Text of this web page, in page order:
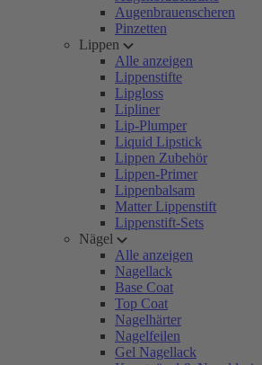
Augenbrauenscheren
Pinzetten
Lippen
Alle anzeigen
Lippenstifte
Lipgloss
Lipliner
Lip-Plumper
Liquid Lipstick
Lippen Zubehör
Lippen-Primer
Lippenbalsam
Matter Lippenstift
Lippenstift-Sets
Nägel
Alle anzeigen
Nagellack
Base Coat
Top Coat
Nagelhärter
Nagelfeilen
Gel Nagellack